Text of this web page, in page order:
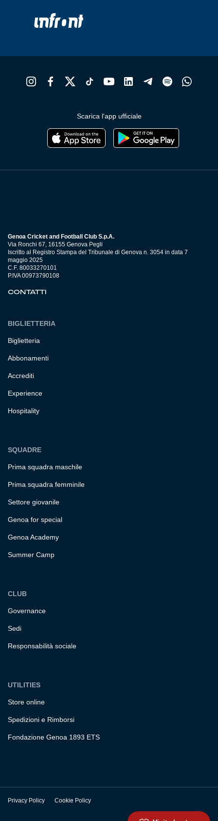
Scarica l'app ufficiale
Genoa Cricket and Football Club S.p.A.
Via Ronchi 67, 16155 Genova Pegli
Iscritto al Registro Stampa del Tribunale di Genova n. 3054 in data 7
maggio 2025
C.F. 80033270101
P.IVA 00973790108
CONTATTI
BIGLIETTERIA
Biglietteria
Abbonamenti
Accrediti
Experience
Hospitality
SQUADRE
Prima squadra maschile
Prima squadra femminile
Settore giovanile
Genoa for special
Genoa Academy
Summer Camp
CLUB
Governance
Sedi
Responsabilità sociale
UTILITIES
Store online
Spedizioni e Rimborsi
Fondazione Genoa 1893 ETS
Privacy Policy Cookie Policy